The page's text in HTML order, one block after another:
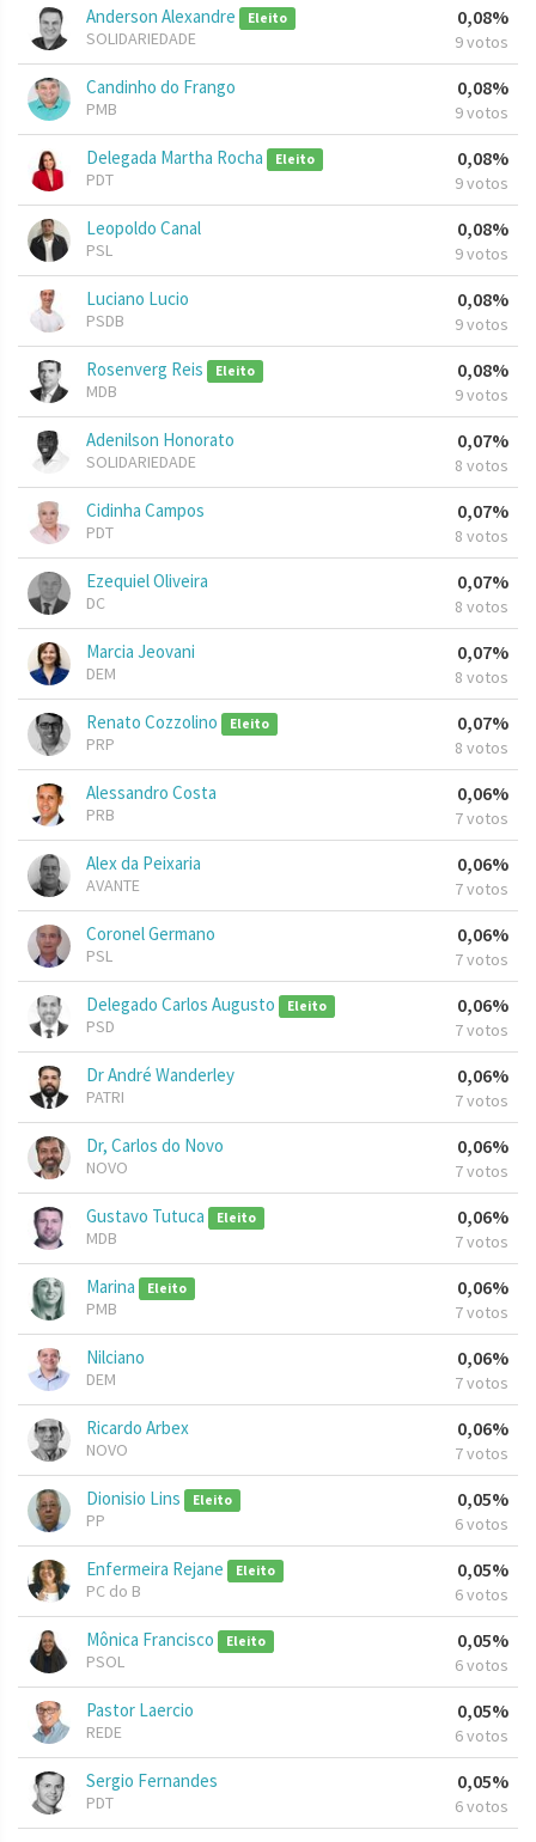
Anderson Alexandre Eleito
SOLIDARIEDADE
0,08%
9 votos
Candinho do Frango
PMB
0,08%
9 votos
Delegada Martha Rocha Eleito
PDT
0,08%
9 votos
Leopoldo Canal
PSL
0,08%
9 votos
Luciano Lucio
PSDB
0,08%
9 votos
Rosenverg Reis Eleito
MDB
0,08%
9 votos
Adenilson Honorato
SOLIDARIEDADE
0,07%
8 votos
Cidinha Campos
PDT
0,07%
8 votos
Ezequiel Oliveira
DC
0,07%
8 votos
Marcia Jeovani
DEM
0,07%
8 votos
Renato Cozzolino Eleito
PRP
0,07%
8 votos
Alessandro Costa
PRB
0,06%
7 votos
Alex da Peixaria
AVANTE
0,06%
7 votos
Coronel Germano
PSL
0,06%
7 votos
Delegado Carlos Augusto Eleito
PSD
0,06%
7 votos
Dr André Wanderley
PATRI
0,06%
7 votos
Dr, Carlos do Novo
NOVO
0,06%
7 votos
Gustavo Tutuca Eleito
MDB
0,06%
7 votos
Marina Eleito
PMB
0,06%
7 votos
Nilciano
DEM
0,06%
7 votos
Ricardo Arbex
NOVO
0,06%
7 votos
Dionisio Lins Eleito
PP
0,05%
6 votos
Enfermeira Rejane Eleito
PC do B
0,05%
6 votos
Mônica Francisco Eleito
PSOL
0,05%
6 votos
Pastor Laercio
REDE
0,05%
6 votos
Sergio Fernandes
PDT
0,05%
6 votos